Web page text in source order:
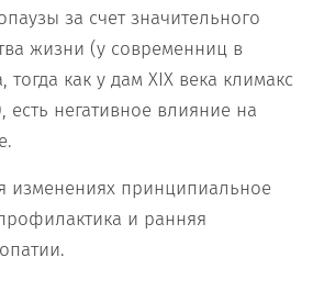
за счет значительного
жизни (у современниц в
тогда как у дам XIX века климакс
негативное влияние на
изменениях принципиальное
и ранняя